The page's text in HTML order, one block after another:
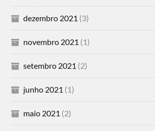
dezembro 2021 (3)
novembro 2021 (1)
setembro 2021 (2)
junho 2021 (1)
maio 2021 (2)